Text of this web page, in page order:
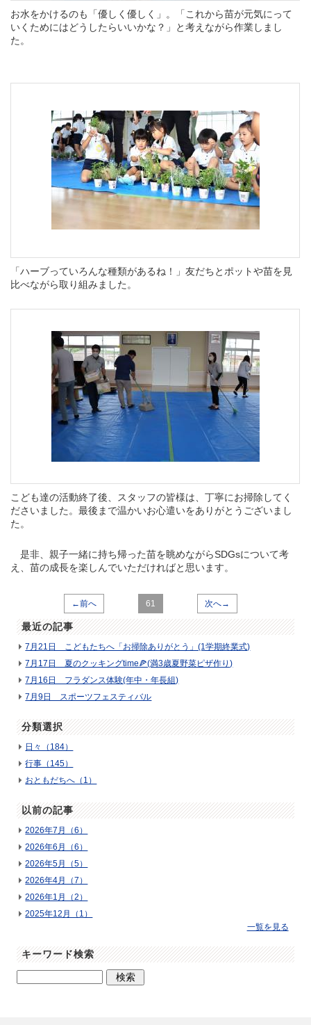
お水をかけるのも「優しく優しく」。「これから苗が元気にって
いくためにはどうしたらいいかな？」と考えながら作業しまし
た。
「ハーブっていろんな種類があるね！」友だちとポットや苗を見
比べながら取り組みました。
こども達の活動終了後、 スタッフの皆様は、丁寧にお掃除してく
ださいました。最後まで温かいお心遣いをありがとうございまし
た。
是非、親子一緒に持ち帰った苗を眺めながらSDGsについて考
え、苗の成長を楽しんでいただければと思います。
←前へ 61 次へ→
最近の記事
7月21日 こどもたちへ「お掃除ありがとう」(1学期終業式)
7月17日 夏のクッキングtime🍕(満3歳夏野菜ピザ作り)
7月16日 フラダンス体験(年中・年長組)
7月9日 スポーツフェスティバル
分類選択
日々（184）
行事（145）
おともだちへ（1）
以前の記事
2026年7月（6）
2026年6月（6）
2026年5月（5）
2026年4月（7）
2026年1月（2）
2025年12月（1）
一覧を見る
キーワード検索